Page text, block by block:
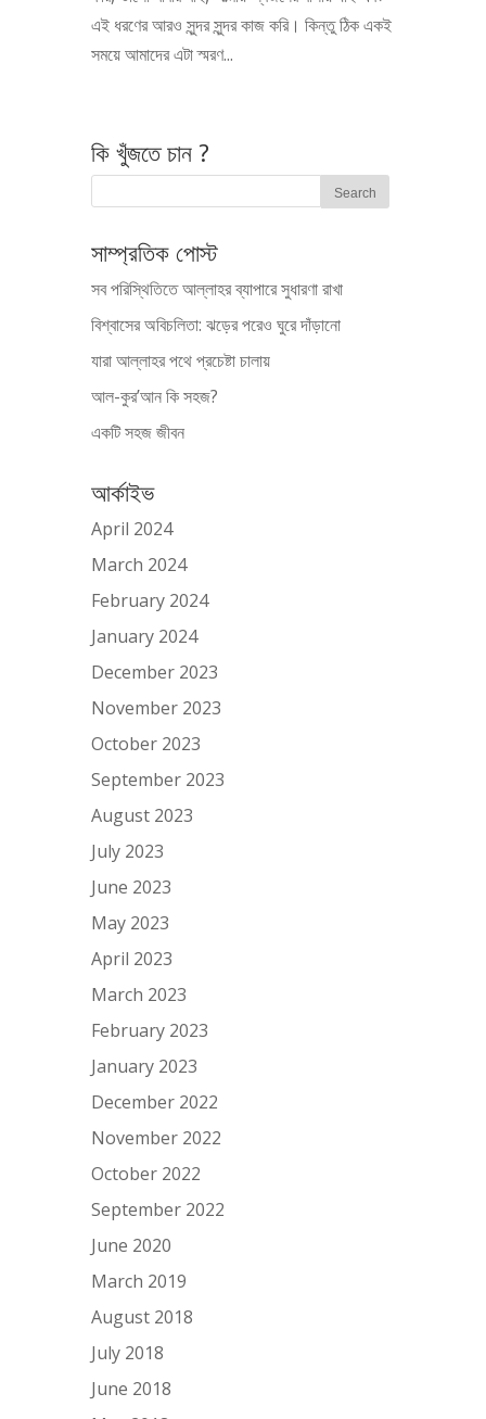
এই ধরণের আরও সুন্দর সুন্দর কাজ করি। কিন্তু ঠিক একই
সময়ে আমাদের এটা স্মরণ...
কি খুঁজতে চান ?
সাম্প্রতিক পোস্ট
সব পরিস্থিতিতে আল্লাহর ব্যাপারে সুধারণা রাখা
বিশ্বাসের অবিচলিতা: ঝড়ের পরেও ঘুরে দাঁড়ানো
যারা আল্লাহর পথে প্রচেষ্টা চালায়
আল-কুর’আন কি সহজ?
একটি সহজ জীবন
আর্কাইভ
April 2024
March 2024
February 2024
January 2024
December 2023
November 2023
October 2023
September 2023
August 2023
July 2023
June 2023
May 2023
April 2023
March 2023
February 2023
January 2023
December 2022
November 2022
October 2022
September 2022
June 2020
March 2019
August 2018
July 2018
June 2018